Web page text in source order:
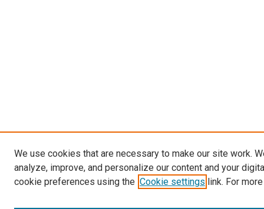
We use cookies that are necessary to make our site work.
analyze, improve, and personalize our content and your
cookie preferences using the Cookie settings link. For